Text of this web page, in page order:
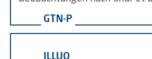
GTN-P
ILLUQ